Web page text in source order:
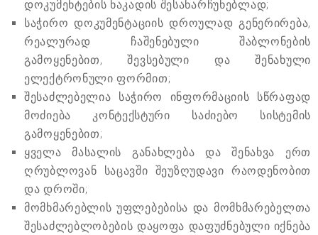
დოკუმენტების ნაკადის შესანარჩუნებლად;
საჭირო დოკუმენტაციის დროულად გენერირება,
რეალურად ჩაშენებული შაბლონების
გამოყენებით, შევსებული და შენახული
ელექტრონული ფორმით;
შესაძლებელია საჭირო ინფორმაციის სწრაფად
მოძიება კონტექსტური საძიებო სისტემის
გამოყენებით;
ყველა მასალის განახლება და შენახვა ერთ
ღრუბლოვან საცავში შეუზღუდავი რაოდენობით
და დროში;
მომხმარებლის უფლებებისა და მომხმარებელთა
შესაძლებლობების დაყოფა დაფუძნებული იქნება